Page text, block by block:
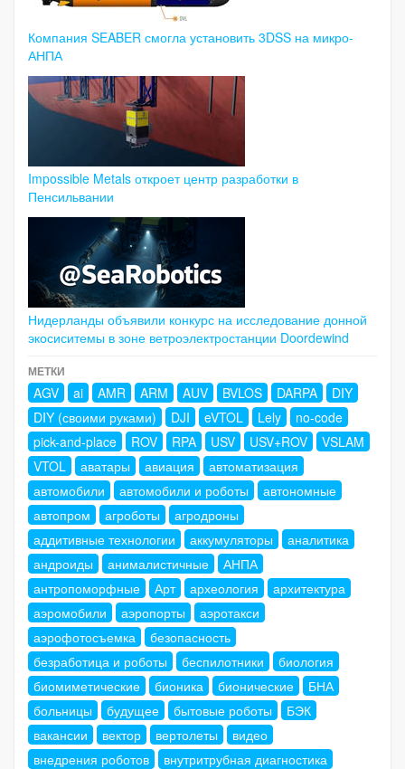
Компания SEABER смогла установить 3DSS на микро-
АНПА
Impossible Metals откроет центр разработки в
Пенсильвании
Нидерланды объявили конкурс на исследование донной
экосиситемы в зоне ветроэлектростанции Doordewind
МЕТКИ
AGV ai AMR ARM AUV BVLOS DARPA
DIY
DIY (своими руками)
DJI eVTOL Lely
no-code
pick-and-place
ROV RPA USV USV+ROV
VSLAM
VTOL
аватары авиация
автоматизация
автомобили
автомобили и роботы
автономные
автопром
агроботы
агродроны
аддитивные технологии
аккумуляторы
аналитика
андроиды
анималистичные
АНПА
антропоморфные
Арт археология
архитектура
аэромобили
аэропорты
аэротакси
аэрофотосъемка
безопасность
безработица и роботы
беспилотники
биология
биомиметические
бионика бионические
БНА
больницы
будущее бытовые роботы
БЭК
вакансии
вектор вертолеты
видео
внедрения роботов
внутритрубная диагностика